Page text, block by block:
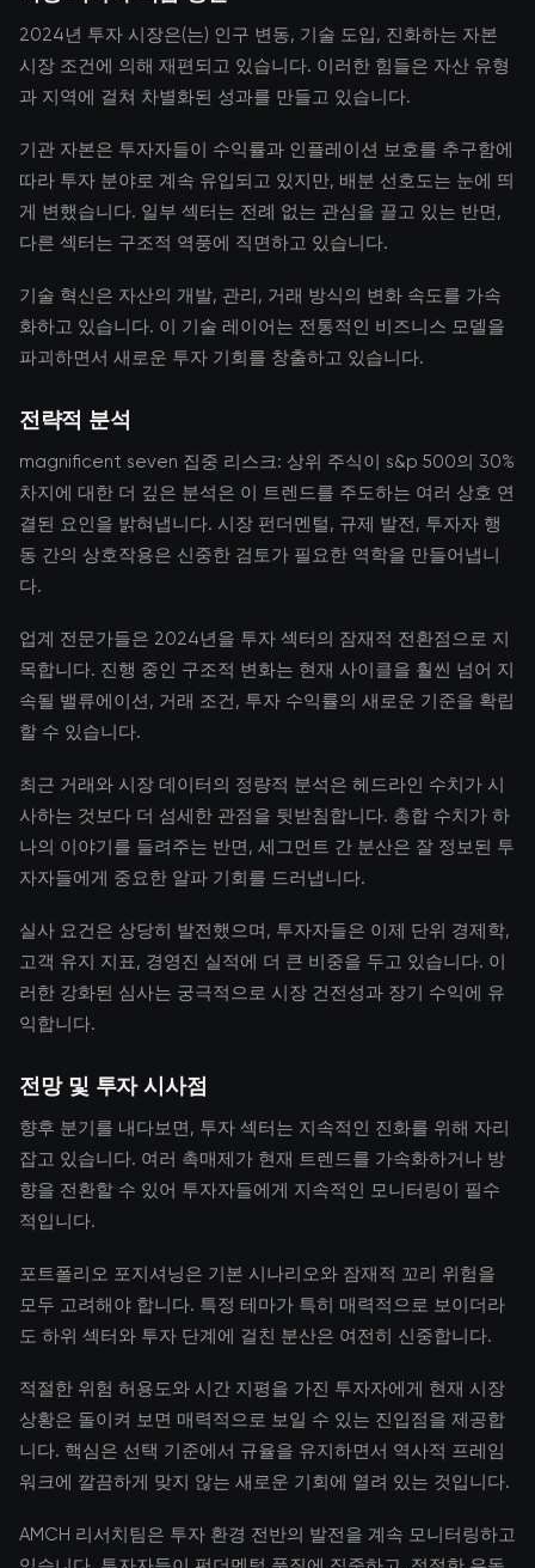
2024년 투자 시장은(는) 인구 변동, 기술 도입, 진화하는 자본
시장 조건에 의해 재편되고 있습니다. 이러한 힘들은 자산 유형
과 지역에 걸쳐 차별화된 성과를 만들고 있습니다.
기관 자본은 투자자들이 수익률과 인플레이션 보호를 추구함에
따라 투자 분야로 계속 유입되고 있지만, 배분 선호도는 눈에 띄
게 변했습니다. 일부 섹터는 전례 없는 관심을 끌고 있는 반면,
다른 섹터는 구조적 역풍에 직면하고 있습니다.
기술 혁신은 자산의 개발, 관리, 거래 방식의 변화 속도를 가속
화하고 있습니다. 이 기술 레이어는 전통적인 비즈니스 모델을
파괴하면서 새로운 투자 기회를 창출하고 있습니다.
전략적 분석
magnificent seven 집중 리스크: 상위 주식이 s&p 500의 30%
차지에 대한 더 깊은 분석은 이 트렌드를 주도하는 여러 상호 연
결된 요인을 밝혀냅니다. 시장 펀더멘털, 규제 발전, 투자자 행
동 간의 상호작용은 신중한 검토가 필요한 역학을 만들어냅니
다.
업계 전문가들은 2024년을 투자 섹터의 잠재적 전환점으로 지
목합니다. 진행 중인 구조적 변화는 현재 사이클을 훨씬 넘어 지
속될 밸류에이션, 거래 조건, 투자 수익률의 새로운 기준을 확립
할 수 있습니다.
최근 거래와 시장 데이터의 정량적 분석은 헤드라인 수치가 시
사하는 것보다 더 섬세한 관점을 뒷받침합니다. 총합 수치가 하
나의 이야기를 들려주는 반면, 세그먼트 간 분산은 잘 정보된 투
자자들에게 중요한 알파 기회를 드러냅니다.
실사 요건은 상당히 발전했으며, 투자자들은 이제 단위 경제학,
고객 유지 지표, 경영진 실적에 더 큰 비중을 두고 있습니다. 이
러한 강화된 심사는 궁극적으로 시장 건전성과 장기 수익에 유
익합니다.
전망 및 투자 시사점
향후 분기를 내다보면, 투자 섹터는 지속적인 진화를 위해 자리
잡고 있습니다. 여러 촉매제가 현재 트렌드를 가속화하거나 방
향을 전환할 수 있어 투자자들에게 지속적인 모니터링이 필수
적입니다.
포트폴리오 포지셔닝은 기본 시나리오와 잠재적 꼬리 위험을
모두 고려해야 합니다. 특정 테마가 특히 매력적으로 보이더라
도 하위 섹터와 투자 단계에 걸친 분산은 여전히 신중합니다.
적절한 위험 허용도와 시간 지평을 가진 투자자에게 현재 시장
상황은 돌이켜 보면 매력적으로 보일 수 있는 진입점을 제공합
니다. 핵심은 선택 기준에서 규율을 유지하면서 역사적 프레임
워크에 깔끔하게 맞지 않는 새로운 기회에 열려 있는 것입니다.
AMCH 리서치팀은 투자 환경 전반의 발전을 계속 모니터링하고